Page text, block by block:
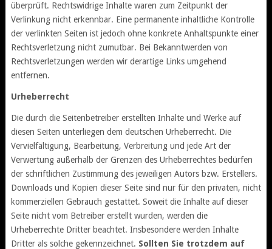
überprüft. Rechtswidrige Inhalte waren zum Zeitpunkt der
Verlinkung nicht erkennbar. Eine permanente inhaltliche Kontrolle
der verlinkten Seiten ist jedoch ohne konkrete Anhaltspunkte einer
Rechtsverletzung nicht zumutbar. Bei Bekanntwerden von
Rechtsverletzungen werden wir derartige Links umgehend
entfernen.
Urheberrecht
Die durch die Seitenbetreiber erstellten Inhalte und Werke auf
diesen Seiten unterliegen dem deutschen Urheberrecht. Die
Vervielfältigung, Bearbeitung, Verbreitung und jede Art der
Verwertung außerhalb der Grenzen des Urheberrechtes bedürfen
der schriftlichen Zustimmung des jeweiligen Autors bzw. Erstellers.
Downloads und Kopien dieser Seite sind nur für den privaten, nicht
kommerziellen Gebrauch gestattet. Soweit die Inhalte auf dieser
Seite nicht vom Betreiber erstellt wurden, werden die
Urheberrechte Dritter beachtet. Insbesondere werden Inhalte
Dritter als solche gekennzeichnet. Sollten Sie trotzdem auf